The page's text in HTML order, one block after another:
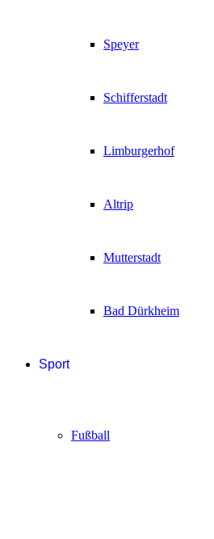
Speyer
Schifferstadt
Limburgerhof
Altrip
Mutterstadt
Bad Dürkheim
Sport
Fußball